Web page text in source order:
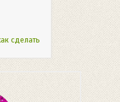
сделать